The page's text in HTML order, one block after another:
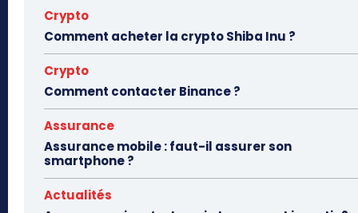
Crypto
Comment acheter la crypto Shiba Inu ?
Crypto
Comment contacter Binance ?
Assurance
Assurance mobile : faut-il assurer son
smartphone ?
Actualités